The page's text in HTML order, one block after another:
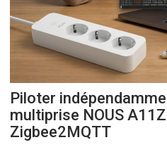
Piloter
multiprise NOUS
Zigbee2MQTT